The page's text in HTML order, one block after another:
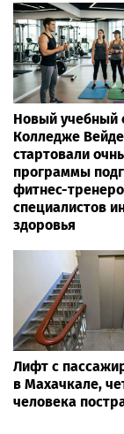
Новый учебный
Колледже
стартовали
программы
фитнес-
специалистов
здоровья
Лифт с
в Махачкале,
человека